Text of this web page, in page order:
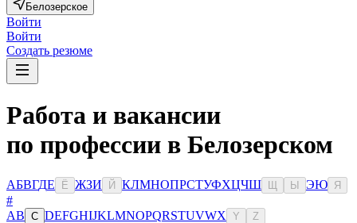
Белозерское
Войти
Войти
Создать резюме
Работа и вакансии
по профессии в Белозерском
АБВГДЕ Ё ЖЗИ Й КЛМНОПРСТУФХЦЧШ Ы ЭЮ Я
#
AB C DEFGHIJKLMNOPQRSTUVWX Y Z